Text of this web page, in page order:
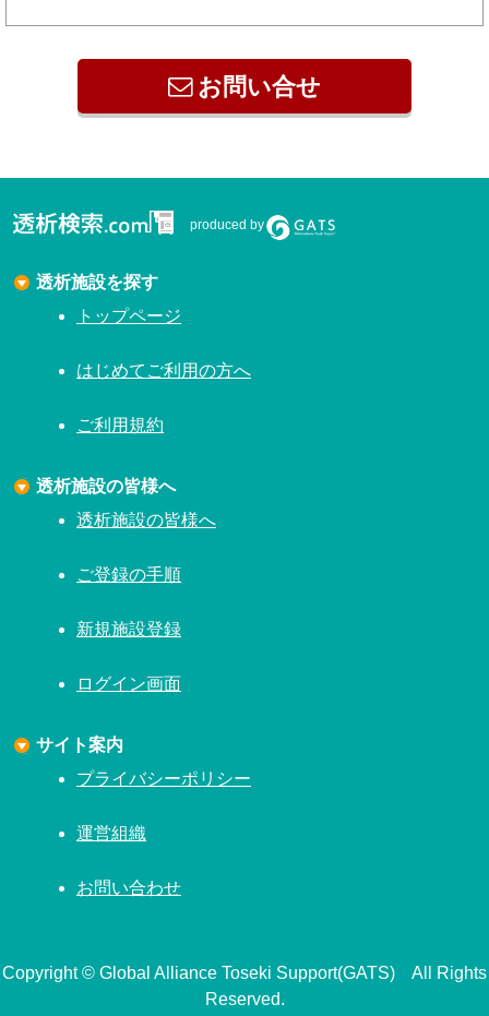
お問い合せ
produced by
透析施設を探す
トップページ
はじめてご利用の方へ
ご利用規約
透析施設の皆様へ
透析施設の皆様へ
ご登録の手順
新規施設登録
ログイン画面
サイト案内
プライバシーポリシー
運営組織
お問い合わせ
Copyright © Global Alliance Toseki Support(GATS) All Rights
Reserved.